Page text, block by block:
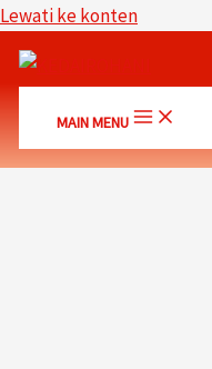
Lewati ke konten
MAIN MENU